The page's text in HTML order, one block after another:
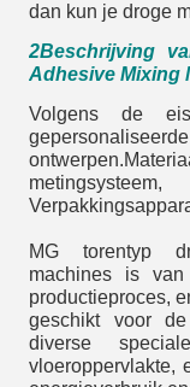
dan kun je droge
2Beschrijving
Adhesive Mixing
Volgens de
MG torentyp
machines is
productieproces,
geschikt voor
diverse
vloeroppervlakte,